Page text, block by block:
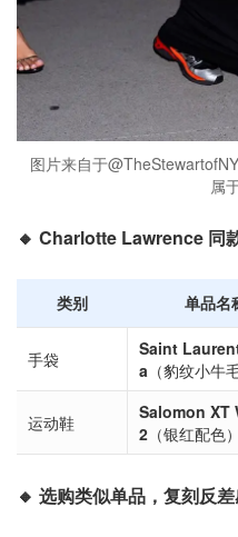
图片来自于
属
🔸 Charlotte Lawrence 同
类别 单品名
手袋
Saint
a （豹纹小牛毛
运动鞋
Salomon XT
2 （银红配色）
🔸 选购类似单品，复刻反差